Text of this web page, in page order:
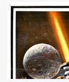
desguasado. En
que pelean por lo
aquellos que
Popurrí Ucrania
ruso. Como para
Castaingdebat